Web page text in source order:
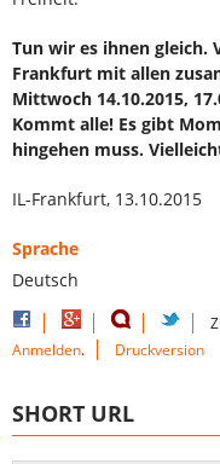
Tun wir es ihnen gleich.
Frankfurt mit allen
Mittwoch 14.10.2015,
Kommt alle! Es gibt
hingehen muss.
IL-Frankfurt, 13.10.2015
Sprache
Deutsch
Anmelden. Druckversion
SHORT URL